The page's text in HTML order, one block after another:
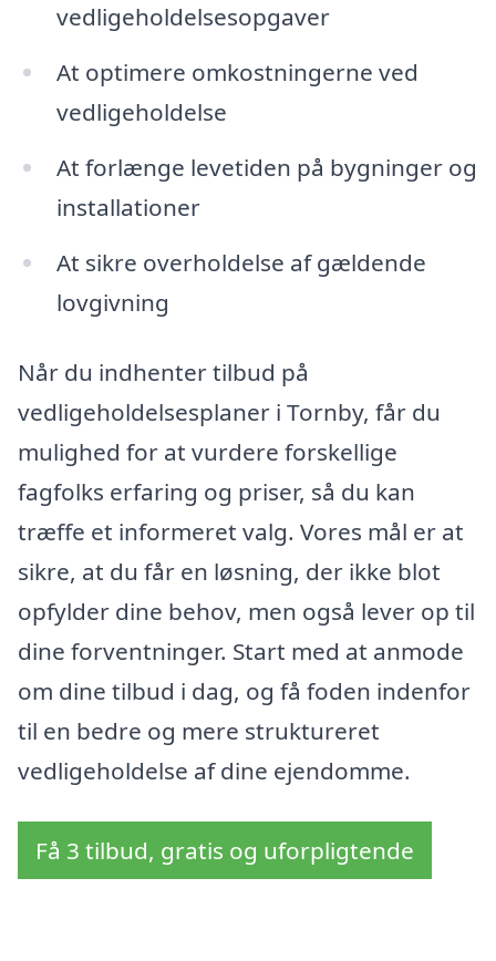
vedligeholdelsesopgaver
At optimere omkostningerne ved
vedligeholdelse
At forlænge levetiden på bygninger og
installationer
At sikre overholdelse af gældende
lovgivning
Når du indhenter tilbud på
vedligeholdelsesplaner i Tornby, får du
mulighed for at vurdere forskellige
fagfolks erfaring og priser, så du kan
træffe et informeret valg. Vores mål er at
sikre, at du får en løsning, der ikke blot
opfylder dine behov, men også lever op til
dine forventninger. Start med at anmode
om dine tilbud i dag, og få foden indenfor
til en bedre og mere struktureret
vedligeholdelse af dine ejendomme.
Få 3 tilbud, gratis og uforpligtende